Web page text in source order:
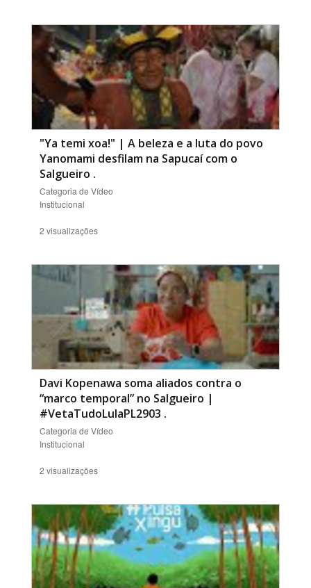
"Ya temi xoa!" | A beleza e a luta do povo
Yanomami desfilam na Sapucaí com o
Salgueiro .
Categoria de Vídeo
Institucional
2 visualizações
Davi Kopenawa soma aliados contra o
“marco temporal” no Salgueiro |
#VetaTudoLulaPL2903 .
Categoria de Vídeo
Institucional
2 visualizações